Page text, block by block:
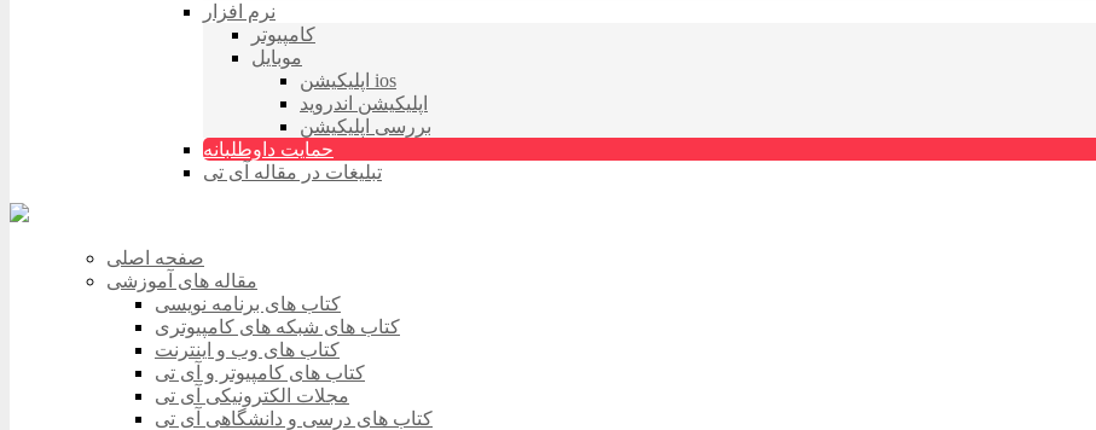
نرم افزار
کامپیوتر
موبایل
اپلیکیشن ios
اپلیکیشن اندروید
بررسی اپلیکیشن
حمایت داوطلبانه
تبلیغات در مقاله آی تی
صفحه اصلی
مقاله های آموزشی
کتاب های برنامه نویسی
کتاب های شبکه های کامپیوتری
کتاب های وب و اینترنت
کتاب های کامپیوتر و آی تی
مجلات الکترونیکی آی تی
کتاب های درسی و دانشگاهی آی تی